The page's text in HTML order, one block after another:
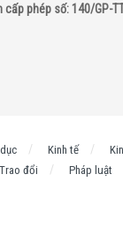
cấp phép số: 140/GP-
Kinh tế
đổi Pháp luật